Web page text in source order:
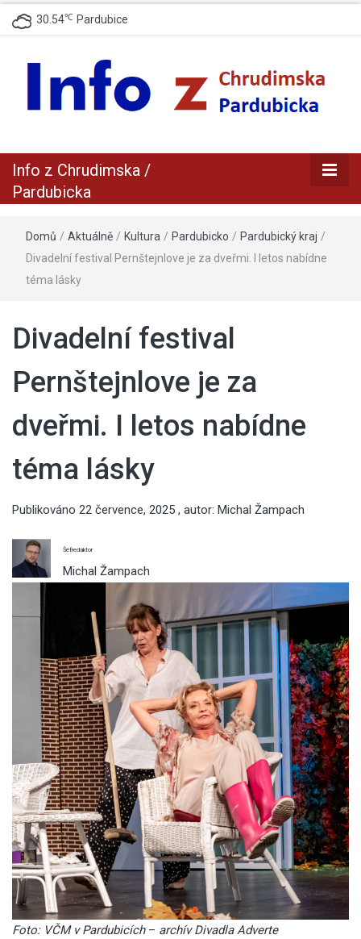
30.54℃ Pardubice
Info z
Pardubicka
Info z Chrudimska /
Pardubicka
Domů / Aktuálně / Kultura / Pardubicko / Pardubický kraj /
Divadelní festival Pernštejnlove je za dveřmi. I letos nabídne
téma lásky
Divadelní festival
Pernštejnlove je za
dveřmi. I letos nabídne
téma lásky
Publikováno 22 července, 2025 , autor: Michal Žampach
Šéfredaktor
Michal Žampach
Foto: VČM v Pardubicích– archív Divadla Adverte